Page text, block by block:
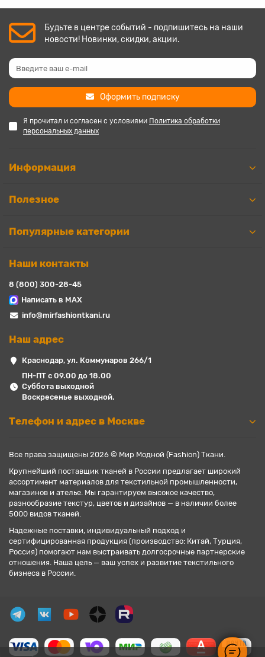
Будьте в центре событий - подпишитесь на наши
новости! Новинки, скидки, акции.
Оформить подписку
Я прочитал и согласен с условиями Политика обработки
персональных данных
Информация
Полезное
Популярные категории
Наши контакты
8 (800) 300-28-45
Написать в MAX
info@mirfashiontkani.ru
Наш адрес
Краснодар, ул. Коммунаров 266/1
ПН-ПТ с 09.00 до 18.00
Суббота выходной
Воскресенье выходной.
Телефон и адрес в Москве
Все права защищены 2026 © Мир Модной (Fashion) Ткани.
Крупнейший поставщик тканей в России предлагает широкий
ассортимент материалов для текстильной промышленности,
магазинов и ателье. Мы гарантируем высокое качество,
разнообразие текстур, цветов и дизайнов — в наличии более
5000 видов тканей.
Надежные поставки, индивидуальный подход и
сертифицированная продукция (производство: Китай, Турция,
Россия) помогают нам выстраивать долгосрочные партнерские
отношения. Наша цель — ваш успех и развитие текстильного
бизнеса в России.